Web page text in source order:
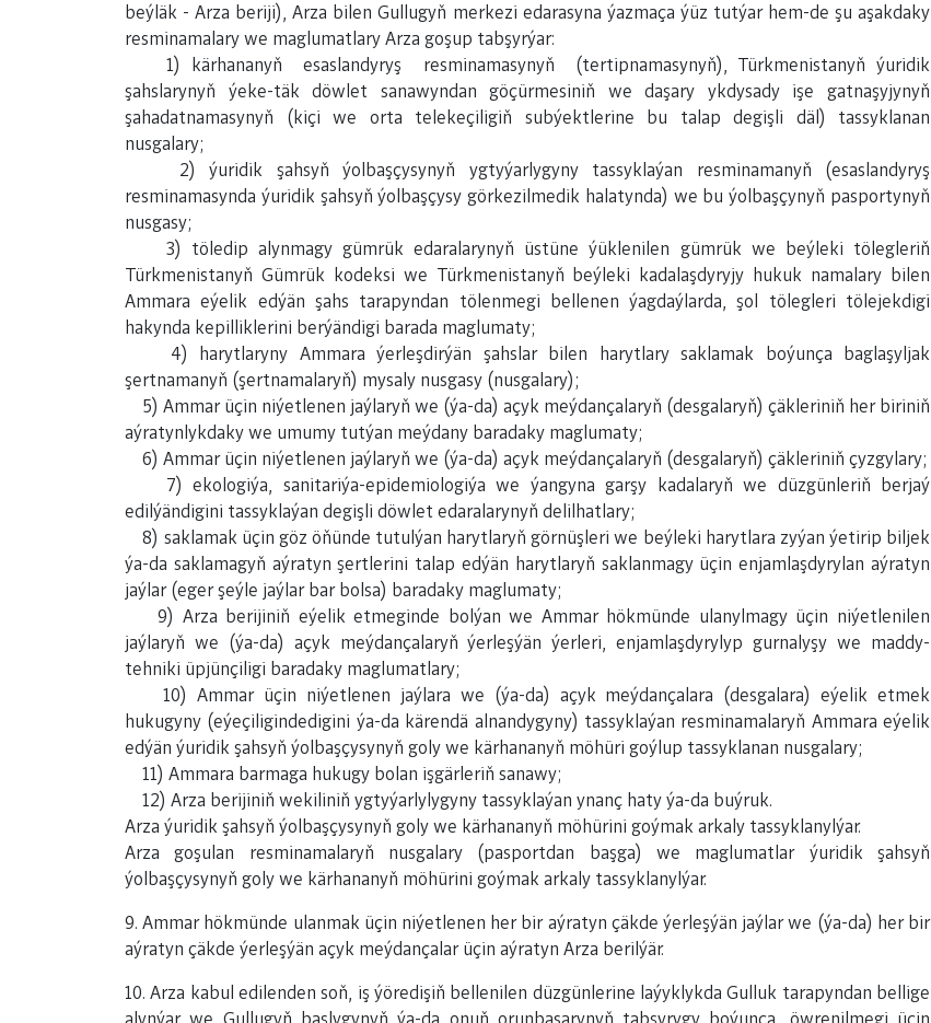
beýläk - Arza beriji), Arza bilen Gullugyň merkezi edarasyna ýazmaça ýüz tutýar hem-de şu aşakdaky
resminamalary we maglumatlary Arza goşup tabşyrýar:
1) kärhananyň esaslandyryş resminamasynyň (tertipnamasynyň), Türkmenistanyň ýuridik
şahslarynyň ýeke-täk döwlet sanawyndan göçürmesiniň we daşary ykdysady işe gatnaşyjynyň
şahadatnamasynyň (kiçi we orta telekeçiligiň subýektlerine bu talap degişli däl) tassyklanan
nusgalary;
2) ýuridik şahsyň ýolbaşçysynyň ygtyýarlygyny tassyklaýan resminamanyň (esaslandyryş
resminamasynda ýuridik şahsyň ýolbaşçysy görkezilmedik halatynda) we bu ýolbaşçynyň pasportynyň
nusgasy;
3) töledip alynmagy gümrük edaralarynyň üstüne ýüklenilen gümrük we beýleki tölegleriň
Türkmenistanyň Gümrük kodeksi we Türkmenistanyň beýleki kadalaşdyryjy hukuk namalary bilen
Ammara eýelik edýän şahs tarapyndan tölenmegi bellenen ýagdaýlarda, şol tölegleri tölejekdigi
hakynda kepilliklerini berýändigi barada maglumaty;
4) harytlaryny Ammara ýerleşdirýän şahslar bilen harytlary saklamak boýunça baglaşyljak
şertnamanyň (şertnamalaryň) mysaly nusgasy (nusgalary);
5) Ammar üçin niýetlenen jaýlaryň we (ýa-da) açyk meýdançalaryň (desgalaryň) çäkleriniň her biriniň
aýratynlykdaky we umumy tutýan meýdany baradaky maglumaty;
6) Ammar üçin niýetlenen jaýlaryň we (ýa-da) açyk meýdançalaryň (desgalaryň) çäkleriniň çyzgylary;
7) ekologiýa, sanitariýa-epidemiologiýa we ýangyna garşy kadalaryň we düzgünleriň berjaý
edilýändigini tassyklaýan degişli döwlet edaralarynyň delilhatlary;
8) saklamak üçin göz öňünde tutulýan harytlaryň görnüşleri we beýleki harytlara zyýan ýetirip biljek
ýa-da saklamagyň aýratyn şertlerini talap edýän harytlaryň saklanmagy üçin enjamlaşdyrylan aýratyn
jaýlar (eger şeýle jaýlar bar bolsa) baradaky maglumaty;
9) Arza berijiniň eýelik etmeginde bolýan we Ammar hökmünde ulanylmagy üçin niýetlenilen
jaýlaryň we (ýa-da) açyk meýdançalaryň ýerleşýän ýerleri, enjamlaşdyrylyp gurnalyşy we maddy-
tehniki üpjünçiligi baradaky maglumatlary;
10) Ammar üçin niýetlenen jaýlara we (ýa-da) açyk meýdançalara (desgalara) eýelik etmek
hukugyny (eýeçiligindedigini ýa-da kärendä alnandygyny) tassyklaýan resminamalaryň Ammara eýelik
edýän ýuridik şahsyň ýolbaşçysynyň goly we kärhananyň möhüri goýlup tassyklanan nusgalary;
11) Ammara barmaga hukugy bolan işgärleriň sanawy;
12) Arza berijiniň wekiliniň ygtyýarlylygyny tassyklaýan ynanç haty ýa-da buýruk.
Arza ýuridik şahsyň ýolbaşçysynyň goly we kärhananyň möhürini goýmak arkaly tassyklanylýar.
Arza goşulan resminamalaryň nusgalary (pasportdan başga) we maglumatlar ýuridik şahsyň
ýolbaşçysynyň goly we kärhananyň möhürini goýmak arkaly tassyklanylýar.
9. Ammar hökmünde ulanmak üçin niýetlenen her bir aýratyn çäkde ýerleşýän jaýlar we (ýa-da) her bir
aýratyn çäkde ýerleşýän açyk meýdançalar üçin aýratyn Arza berilýär.
10. Arza kabul edilenden soň, iş ýöredişiň bellenilen düzgünlerine laýyklykda Gulluk tarapyndan bellige